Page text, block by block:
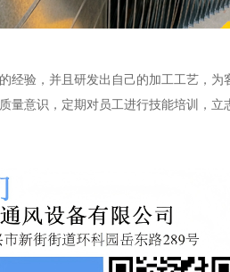
验，并且研发出自己的加工工艺，为
量意识，定期对员工进行技能培训，立